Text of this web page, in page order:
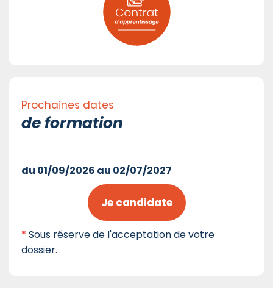
Prochaines dates
de formation
du 01/09/2026 au 02/07/2027
Je candidate
* Sous réserve de l'acceptation de votre
dossier.